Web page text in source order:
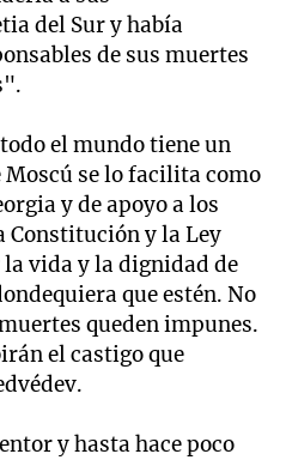
del Sur y había
de sus muertes
el mundo tiene un
se lo facilita como
y de apoyo a los
Constitución y la Ley
vida y la dignidad de
que estén. No
queden impunes.
el castigo que
y hasta hace poco